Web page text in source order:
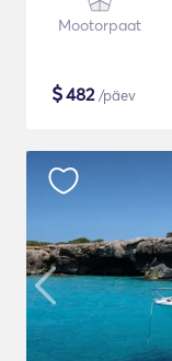
Mootorpaat
$482/päev